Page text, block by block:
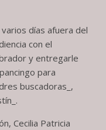
días afuera del
con el
y entregarle
para
buscadoras_,
Cecilia Patricia